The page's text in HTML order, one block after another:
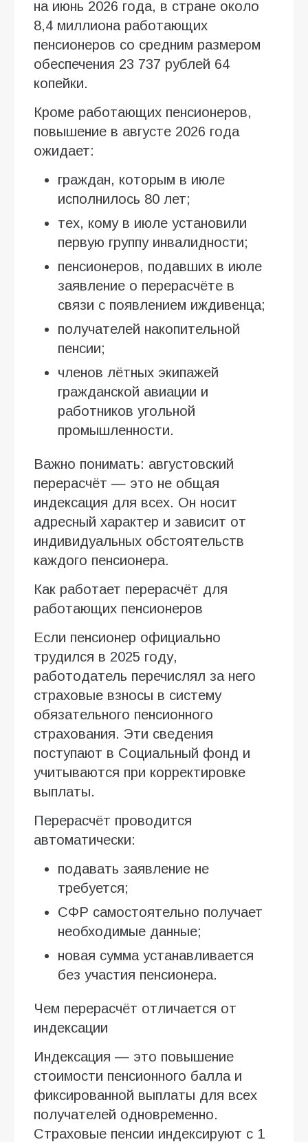
на июнь 2026 года, в стране около
8,4 миллиона работающих
пенсионеров со средним размером
обеспечения 23 737 рублей 64
копейки.
Кроме работающих пенсионеров,
повышение в августе 2026 года
ожидает:
граждан, которым в июле
исполнилось 80 лет;
тех, кому в июле установили
первую группу инвалидности;
пенсионеров, подавших в июле
заявление о перерасчёте в
связи с появлением иждивенца;
получателей накопительной
пенсии;
членов лётных экипажей
гражданской авиации и
работников угольной
промышленности.
Важно понимать: августовский
перерасчёт — это не общая
индексация для всех. Он носит
адресный характер и зависит от
индивидуальных обстоятельств
каждого пенсионера.
Как работает перерасчёт для
работающих пенсионеров
Если пенсионер официально
трудился в 2025 году,
работодатель перечислял за него
страховые взносы в систему
обязательного пенсионного
страхования. Эти сведения
поступают в Социальный фонд и
учитываются при корректировке
выплаты.
Перерасчёт проводится
автоматически:
подавать заявление не
требуется;
СФР самостоятельно получает
необходимые данные;
новая сумма устанавливается
без участия пенсионера.
Чем перерасчёт отличается от
индексации
Индексация — это повышение
стоимости пенсионного балла и
фиксированной выплаты для всех
получателей одновременно.
Страховые пенсии индексируют с 1